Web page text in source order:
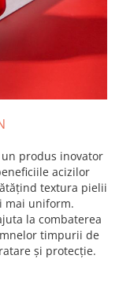
un produs inovator
acizilor
textura pielii
mai uniform.
la combaterea
timpurii de
și protecție.